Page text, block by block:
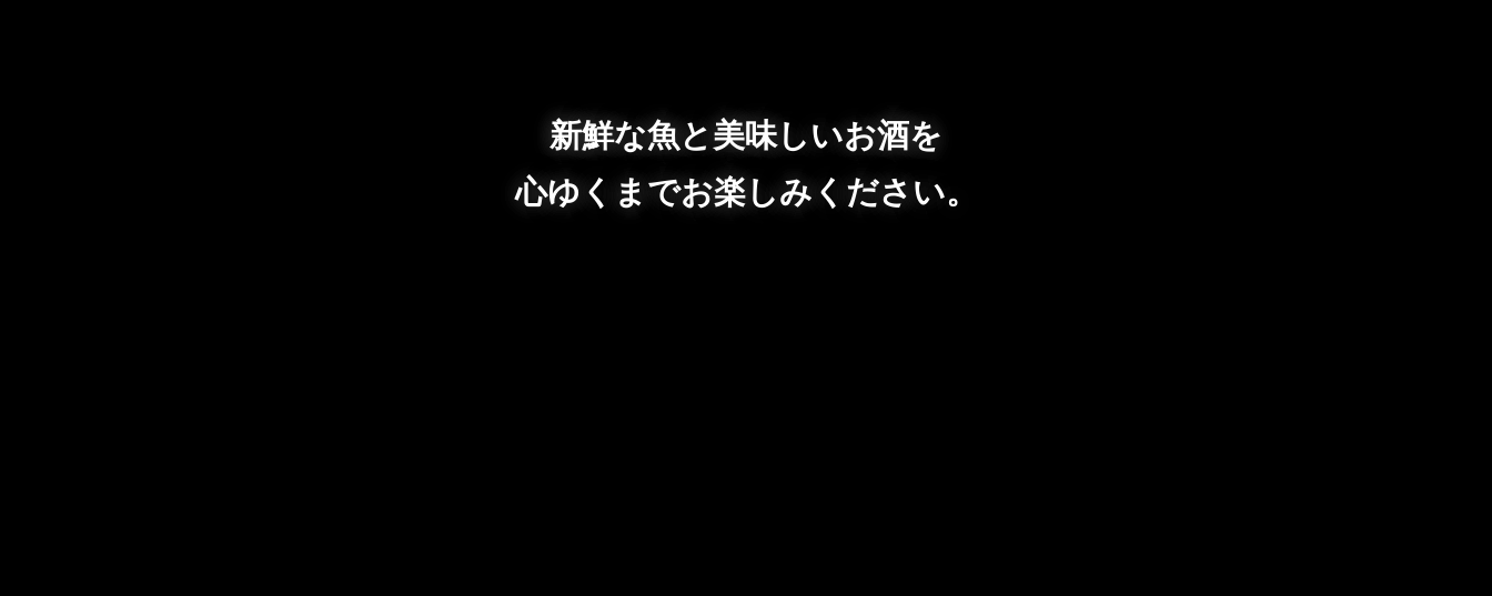
新鮮な魚と美味しいお酒を
心ゆくまでお楽しみください。